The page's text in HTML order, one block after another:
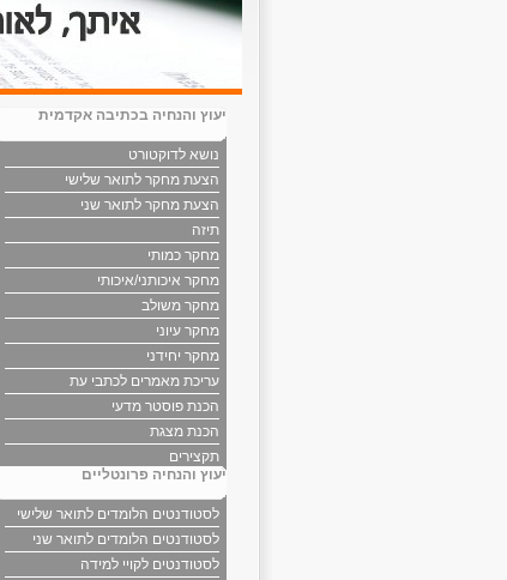
יעוץ והנחיה בכתיבה אקדמית
נושא לדוקטורט
הצעת מחקר לתואר שלישי
הצעת מחקר לתואר שני
תיזה
מחקר כמותי
מחקר איכותני/איכותי
מחקר משולב
מחקר עיוני
מחקר יחידני
עריכת מאמרים לכתבי עת
הכנת פוסטר מדעי
הכנת מצגת
תקצירים
יעוץ והנחיה פרונטליים
לסטודנטים הלומדים לתואר שלישי
לסטודנטים הלומדים לתואר שני
לסטודנטים לקויי למידה